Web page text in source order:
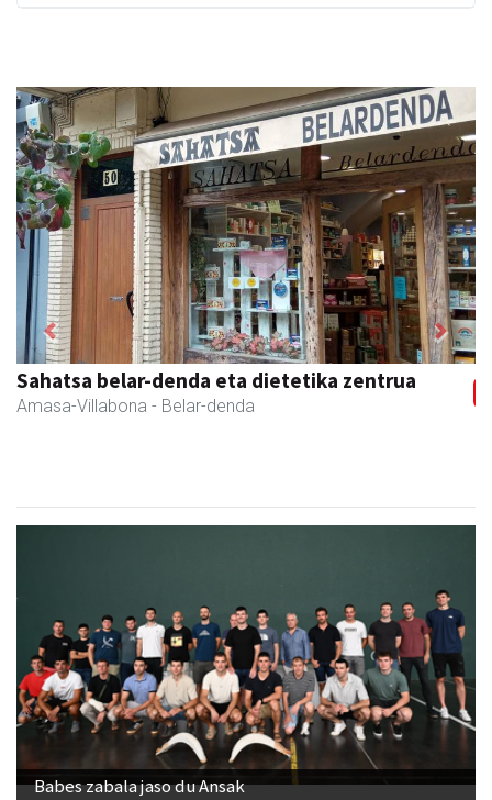
Sahatsa belar-denda eta dietetika zentrua
Amasa-Villabona - Belar-denda
Previous Next
Babes zabala jaso du Ansak